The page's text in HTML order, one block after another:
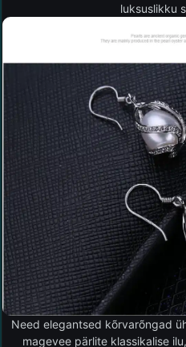
luksuslikku
Need elegantsed kõrvarõngad
magevee pärlite klassikalise